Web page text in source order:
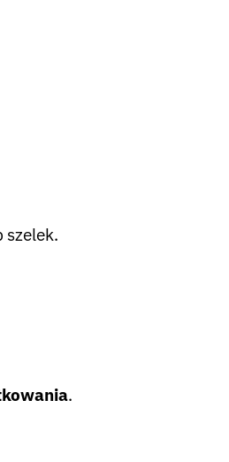
szelek.
.